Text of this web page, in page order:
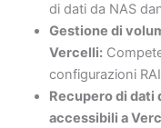
di dati da NAS
Gestione di
Vercelli:
configurazioni
Recupero di dati
accessibili a